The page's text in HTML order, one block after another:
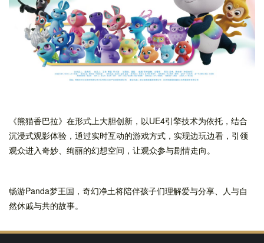
《熊猫香巴拉》在形式上大胆创新，以UE4引擎技术为依托，结合
沉浸式观影体验，通过实时互动的游戏方式，实现边玩边看，引领
观众进入奇妙、绚丽的幻想空间，让观众参与剧情走向。
畅游Panda梦王国，奇幻净土将陪伴孩子们理解爱与分享、人与自
然休戚与共的故事。